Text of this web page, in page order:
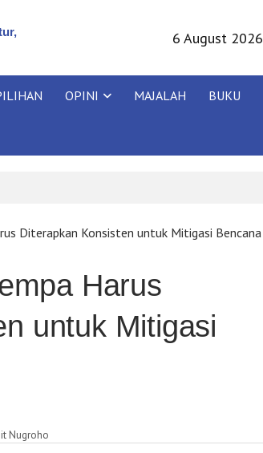
6 August 2026
OPINI MAJALAH BUKU
Diterapkan Konsisten untuk Mitigasi Bencana
Harus
untuk Mitigasi
Nugroho